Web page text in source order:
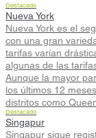
Destacado
Nueva York
Nueva York es el
con una gran
tarifas varían
algunas de las
Aunque la mayor
los últimos 12
distritos como
Destacado
Singapur
Singapur sigue